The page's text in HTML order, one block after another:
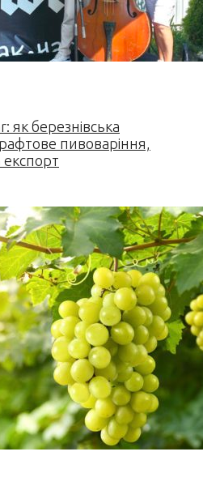
як березнівська
пивоваріння,
експорт